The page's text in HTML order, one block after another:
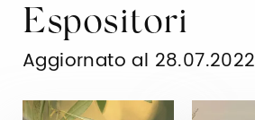
Espositori
Aggiornato al 28.07.2022